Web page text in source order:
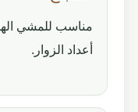
مناسب للمشي
أعداد الزوار.